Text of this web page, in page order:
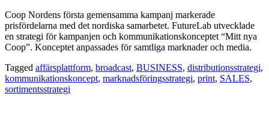
Coop Nordens första gemensamma kampanj markerade
prisfördelarna med det nordiska samarbetet. FutureLab utvecklade
en strategi för kampanjen och kommunikationskonceptet “Mitt nya
Coop”. Konceptet anpassades för samtliga marknader och media.
Tagged affärsplattform, broadcast, BUSINESS, distributionsstrategi,
kommunikationskoncept, marknadsföringsstrategi, print, SALES,
sortimentsstrategi